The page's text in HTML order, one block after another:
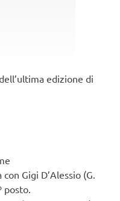
edizione di
Gigi D’Alessio (G.
posto.